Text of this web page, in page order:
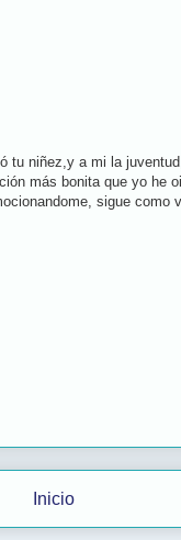
tu niñez,y a mi la
más bonita que yo he
sigue como
Inicio